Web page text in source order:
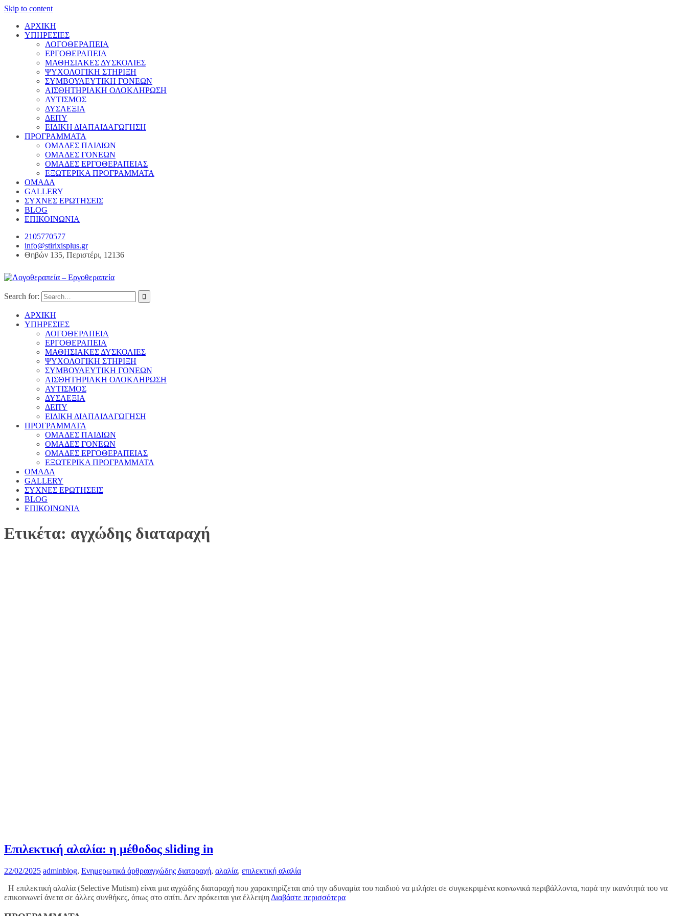
Skip to content
ΑΡΧΙΚΗ
ΥΠΗΡΕΣΙΕΣ
ΛΟΓΟΘΕΡΑΠΕΙΑ
ΕΡΓΟΘΕΡΑΠΕΙΑ
ΜΑΘΗΣΙΑΚΕΣ ΔΥΣΚΟΛΙΕΣ
ΨΥΧΟΛΟΓΙΚΗ ΣΤΗΡΙΞΗ
ΣΥΜΒΟΥΛΕΥΤΙΚΗ ΓΟΝΕΩΝ
ΑΙΣΘΗΤΗΡΙΑΚΗ ΟΛΟΚΛΗΡΩΣΗ
ΑΥΤΙΣΜΟΣ
ΔΥΣΛΕΞΙΑ
ΔΕΠΥ
ΕΙΔΙΚΗ ΔΙΑΠΑΙΔΑΓΩΓΗΣΗ
ΠΡΟΓΡΑΜΜΑΤΑ
ΟΜΑΔΕΣ ΠΑΙΔΙΩΝ
ΟΜΑΔΕΣ ΓΟΝΕΩΝ
ΟΜΑΔΕΣ ΕΡΓΟΘΕΡΑΠΕΙΑΣ
ΕΞΩΤΕΡΙΚΑ ΠΡΟΓΡΑΜΜΑΤΑ
ΟΜΑΔΑ
GALLERY
ΣΥΧΝΕΣ ΕΡΩΤΗΣΕΙΣ
BLOG
ΕΠΙΚΟΙΝΩΝΙΑ
2105770577
info@stirixisplus.gr
Θηβών 135, Περιστέρι, 12136
Search for:
ΑΡΧΙΚΗ
ΥΠΗΡΕΣΙΕΣ
ΛΟΓΟΘΕΡΑΠΕΙΑ
ΕΡΓΟΘΕΡΑΠΕΙΑ
ΜΑΘΗΣΙΑΚΕΣ ΔΥΣΚΟΛΙΕΣ
ΨΥΧΟΛΟΓΙΚΗ ΣΤΗΡΙΞΗ
ΣΥΜΒΟΥΛΕΥΤΙΚΗ ΓΟΝΕΩΝ
ΑΙΣΘΗΤΗΡΙΑΚΗ ΟΛΟΚΛΗΡΩΣΗ
ΑΥΤΙΣΜΟΣ
ΔΥΣΛΕΞΙΑ
ΔΕΠΥ
ΕΙΔΙΚΗ ΔΙΑΠΑΙΔΑΓΩΓΗΣΗ
ΠΡΟΓΡΑΜΜΑΤΑ
ΟΜΑΔΕΣ ΠΑΙΔΙΩΝ
ΟΜΑΔΕΣ ΓΟΝΕΩΝ
ΟΜΑΔΕΣ ΕΡΓΟΘΕΡΑΠΕΙΑΣ
ΕΞΩΤΕΡΙΚΑ ΠΡΟΓΡΑΜΜΑΤΑ
ΟΜΑΔΑ
GALLERY
ΣΥΧΝΕΣ ΕΡΩΤΗΣΕΙΣ
BLOG
ΕΠΙΚΟΙΝΩΝΙΑ
Ετικέτα: αγχώδης διαταραχή
Επιλεκτική αλαλία: η μέθοδος sliding in
22/02/2025 adminblog, Ενημερωτικά άρθρααγχώδης διαταραχή, αλαλία, επιλεκτική αλαλία
Η επιλεκτική αλαλία (Selective Mutism) είναι μια αγχώδης διαταραχή που χαρακτηρίζεται από την αδυναμία του παιδιού να μιλήσει σε συγκεκριμένα κοινωνικά περιβάλλοντα, παρά την ικανότητά του να
επικοινωνεί άνετα σε άλλες συνθήκες, όπως στο σπίτι. Δεν πρόκειται για έλλειψη Διαβάστε περισσότερα